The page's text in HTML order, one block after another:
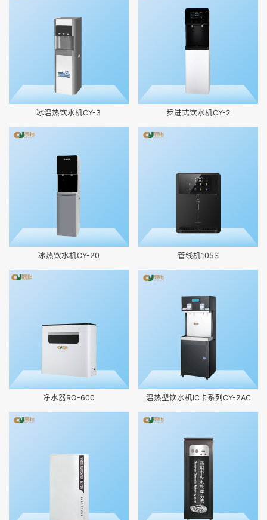
冰温热饮水机CY-3 步进式饮水机CY-2
冰热饮水机CY-20 管线机105S
净水器RO-600 温热型饮水机IC卡系列CY-2AC